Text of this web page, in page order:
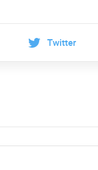
Twitter